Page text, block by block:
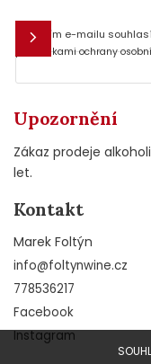
E-mail
Vložením e-mailu
podmínkami ochrany
Upozornění
Zákaz prodeje
let.
Kontakt
Marek Foltýn
info@foltynwine.cz
778536217
Facebook
Instagram